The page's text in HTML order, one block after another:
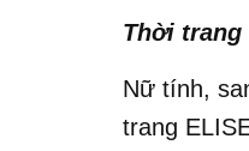
Thời trang
Nữ tính,
trang